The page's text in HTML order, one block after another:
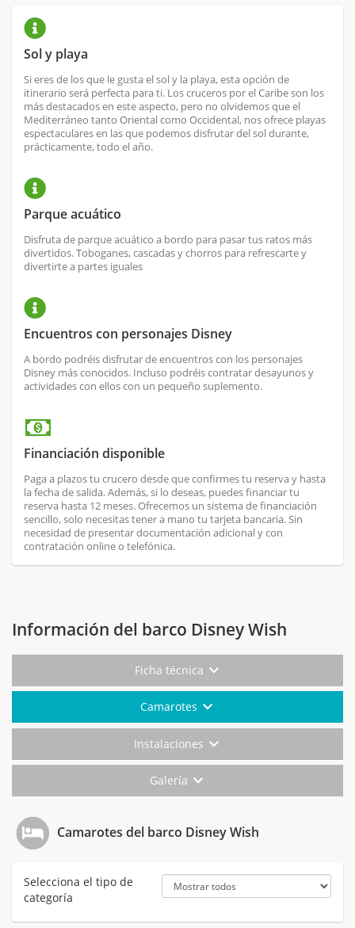
Sol y playa
Si eres de los que le gusta el sol y la playa, esta opción de
itinerario será perfecta para ti. Los cruceros por el Caribe son los
más destacados en este aspecto, pero no olvidemos que el
Mediterráneo tanto Oriental como Occidental, nos ofrece playas
espectaculares en las que podemos disfrutar del sol durante,
prácticamente, todo el año.
Parque acuático
Disfruta de parque acuático a bordo para pasar tus ratos más
divertidos. Toboganes, cascadas y chorros para refrescarte y
divertirte a partes iguales
Encuentros con personajes Disney
A bordo podréis disfrutar de encuentros con los personajes
Disney más conocidos. Incluso podréis contratar desayunos y
actividades con ellos con un pequeño suplemento.
Financiación disponible
Paga a plazos tu crucero desde que confirmes tu reserva y hasta
la fecha de salida. Además, si lo deseas, puedes financiar tu
reserva hasta 12 meses. Ofrecemos un sistema de financiación
sencillo, solo necesitas tener a mano tu tarjeta bancaria. Sin
necesidad de presentar documentación adicional y con
contratación online o telefónica.
Información del barco Disney Wish
Ficha técnica
Camarotes
Instalaciones
Galería
Camarotes del barco Disney Wish
Selecciona el tipo de
categoría